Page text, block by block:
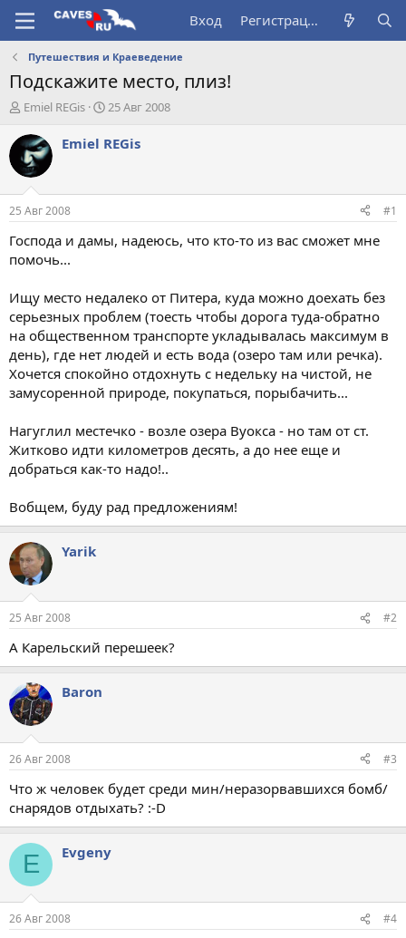
Вход Регистрация
Путешествия и Краеведение
Подскажите место, плиз!
А
т
о
р
т
е
м
ы
Emiel REGis
Д
т
а
л
25 Авг 2008
Emiel REGis
25 Авг 2008 #1
Господа и дамы, надеюсь, что кто-то из вас сможет мне
помочь...
Ищу место недалеко от Питера, куда можно доехать без
серьезных проблем (тоесть чтобы дорога туда-обратно
на общественном транспорте укладывалась максимум в
день), где нет людей и есть вода (озеро там или речка).
Хочется спокойно отдохнуть с недельку на чистой, не
замусоренной природе, покупаться, порыбачить...
Нагуглил местечко - возле озера Вуокса - но там от ст.
Житково идти километров десять, а до нее еще и
добраться как-то надо!..
Вобщем, буду рад предложениям!
Yarik
25 Авг 2008 #2
А Карельский перешеек?
Baron
26 Авг 2008 #3
Что ж человек будет среди мин/неразорвавшихся бомб/
снарядов отдыхать? :-D
E Evgeny
26 Авг 2008 #4